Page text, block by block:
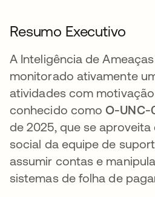
Resumo Executivo
A Inteligência de
monitorado ativamente
atividades com
conhecido comoO-UNC-
de 2025, que se aproveita
social da equipe de
assumir contas e
sistemas de folha de